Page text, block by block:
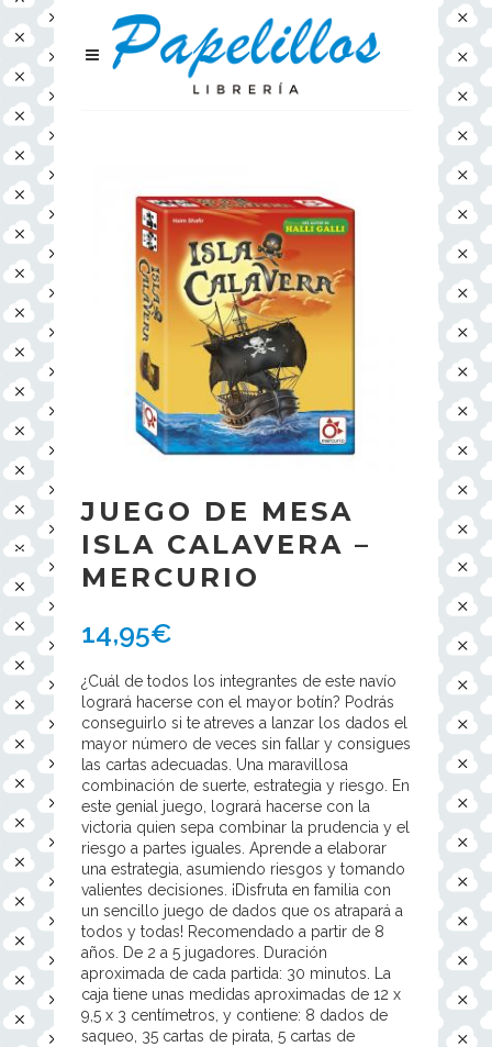
JUEGO DE MESA
ISLA CALAVERA –
MERCURIO
14,95€
¿Cuál de todos los integrantes de este navío
logrará hacerse con el mayor botín? Podrás
conseguirlo si te atreves a lanzar los dados el
mayor número de veces sin fallar y consigues
las cartas adecuadas. Una maravillosa
combinación de suerte, estrategia y riesgo. En
este genial juego, logrará hacerse con la
victoria quien sepa combinar la prudencia y el
riesgo a partes iguales. Aprende a elaborar
una estrategia, asumiendo riesgos y tomando
valientes decisiones. ¡Disfruta en familia con
un sencillo juego de dados que os atrapará a
todos y todas! Recomendado a partir de 8
años. De 2 a 5 jugadores. Duración
aproximada de cada partida: 30 minutos. La
caja tiene unas medidas aproximadas de 12 x
9,5 x 3 centímetros, y contiene: 8 dados de
saqueo, 35 cartas de pirata, 5 cartas de